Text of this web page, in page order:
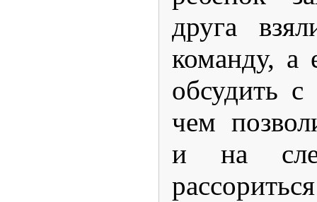
друга
команду, а
обсудить
чем
и на